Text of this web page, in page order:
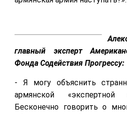
главный эксперт
Фонда Содействия Прогрессу:
- Я могу объяснить
армянской
Бесконечно говорить о